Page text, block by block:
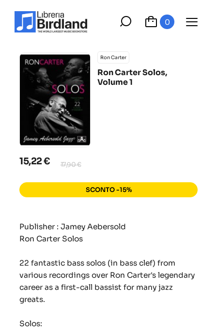
0
Ron Carter
Ron Carter Solos,
Volume 1
15,22 € 17,90 €
SCONTO -15%
Publisher : Jamey Aebersold
Ron Carter Solos
22 fantastic bass solos (in bass clef) from
various recordings over Ron Carter's legendary
career as a first-call bassist for many jazz
greats.
Solos: